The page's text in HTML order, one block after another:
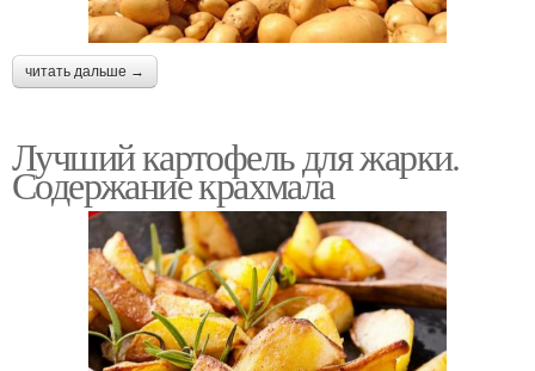
читать дальше →
Лучший картофель для жарки.
Содержание крахмала